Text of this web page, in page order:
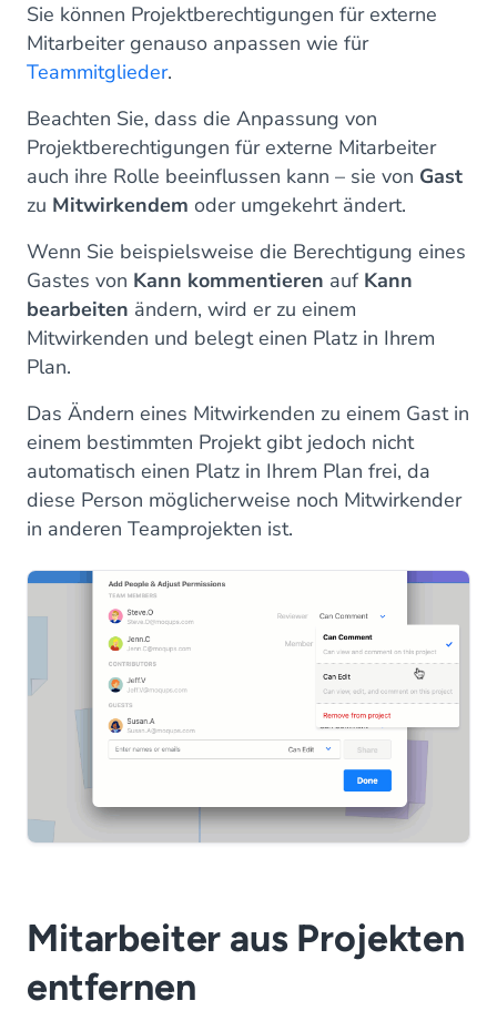
Sie können Projektberechtigungen für externe
Mitarbeiter genauso anpassen wie für
Teammitglieder.
Beachten Sie, dass die Anpassung von
Projektberechtigungen für externe Mitarbeiter
auch ihre Rolle beeinflussen kann – sie von Gast
zu Mitwirkendem oder umgekehrt ändert.
Wenn Sie beispielsweise die Berechtigung eines
Gastes von Kann kommentieren auf Kann
bearbeiten ändern, wird er zu einem
Mitwirkenden und belegt einen Platz in Ihrem
Plan.
Das Ändern eines Mitwirkenden zu einem Gast in
einem bestimmten Projekt gibt jedoch nicht
automatisch einen Platz in Ihrem Plan frei, da
diese Person möglicherweise noch Mitwirkender
in anderen Teamprojekten ist.
Mitarbeiter aus Projekten
entfernen